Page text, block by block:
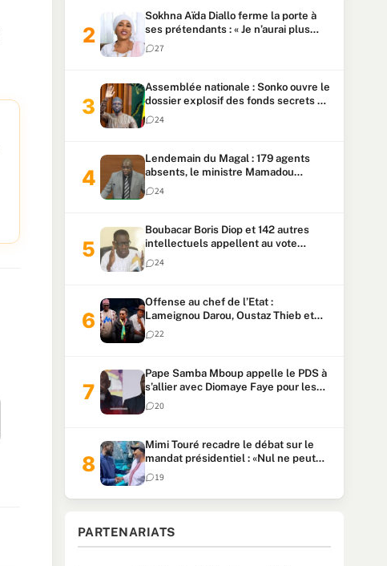
Sokhna Aïda Diallo ferme la porte à
ses prétendants : « Je n’aurai plus
jamais un autre mari »
27
Assemblée nationale : Sonko ouvre le
dossier explosif des fonds secrets et
du patrimoine présidentiel
24
Lendemain du Magal : 179 agents
absents, le ministre Mamadou
Lamine Dianté exige des explications
24
Boubacar Boris Diop et 142 autres
intellectuels appellent au vote
urgent de la révision
constitutionnelle
24
Offense au chef de l’Etat :
Lameignou Darou, Oustaz Thieb et
Ndiaye Touba lourdement
condamnés
22
Pape Samba Mboup appelle le PDS à
s’allier avec Diomaye Faye pour les
locales et tacle Sonko
20
Mimi Touré recadre le débat sur le
mandat présidentiel : «Nul ne peut
faire plus de deux mandats
consécutifs de 5 ans»
19
PARTENARIATS